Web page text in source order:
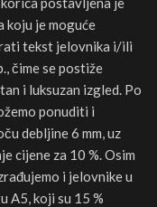
koju je moguće
tekst jelovnika i/ili
, čime se postiže
i luksuzan izgled. Po
ponuditi i
debljine 6 mm, uz
cijene za 10 %. Osim
i jelovnike u
A5, koji su 15 %